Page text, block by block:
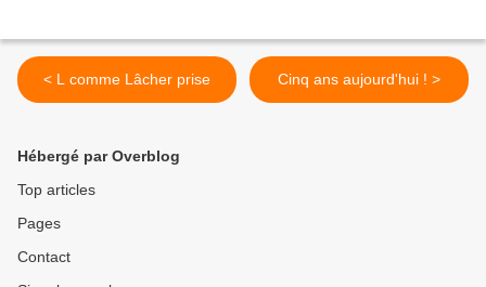
< L comme Lâcher prise Cinq ans aujourd'hui ! >
Hébergé par Overblog
Top articles
Pages
Contact